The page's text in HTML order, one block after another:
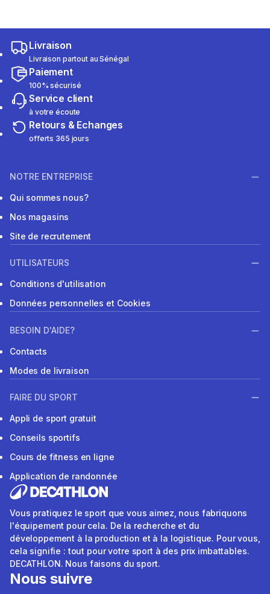
Livraison
Livraison partout au Sénégal
Paiement
100% sécurisé
Service client
à votre écoute
Retours & Echanges
offerts 365 jours
NOTRE ENTREPRISE
Qui sommes nous?
Nos magasins
Site de recrutement
UTILISATEURS
Conditions d'utilisation
Données personnelles et Cookies
BESOIN D'AIDE?
Contacts
Modes de livraison
FAIRE DU SPORT
Appli de sport gratuit
Conseils sportifs
Cours de fitness en ligne
Application de randonnée
Vous pratiquez le sport que vous aimez, nous fabriquons
l'équipement pour cela. De la recherche et du
développement à la production et à la logistique. Pour vous,
cela signifie : tout pour votre sport à des prix imbattables.
DECATHLON. Nous faisons du sport.
Nous suivre